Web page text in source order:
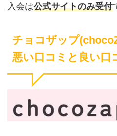
入会は公式サイトのみ受付
チョコザップ
悪い口コミと良い口